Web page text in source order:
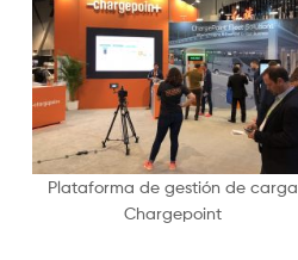
Plataforma de gestión de carga
Chargepoint